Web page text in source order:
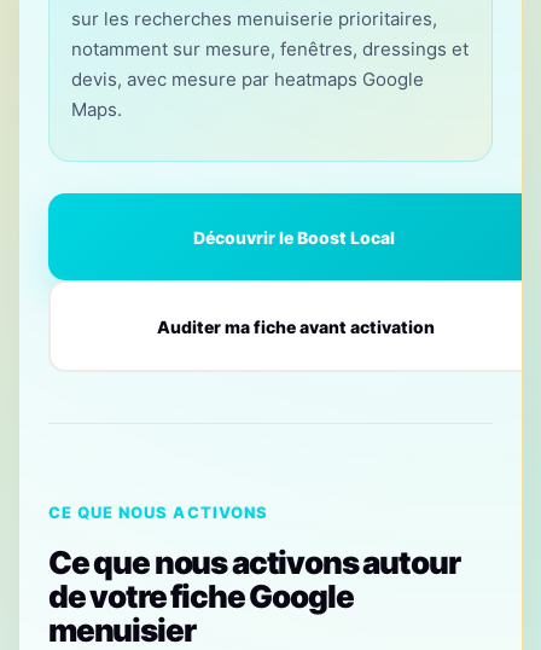
sur les recherches menuiserie prioritaires,
notamment sur mesure, fenêtres, dressings et
devis, avec mesure par heatmaps Google
Maps.
Découvrir le Boost Local
Auditer ma fiche avant activation
CE QUE NOUS ACTIVONS
Ce que nous activons autour
de votre fiche Google
menuisier